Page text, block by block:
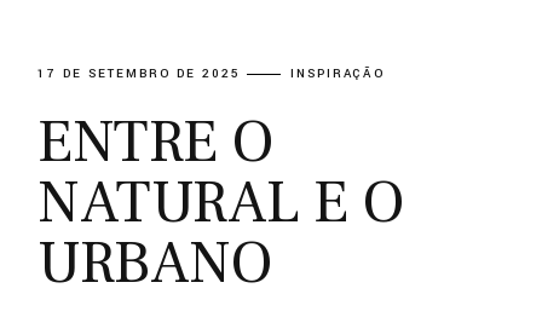
17 DE SETEMBRO DE 2025 INSPIRAÇÃO
ENTRE O
NATURAL E O
URBANO